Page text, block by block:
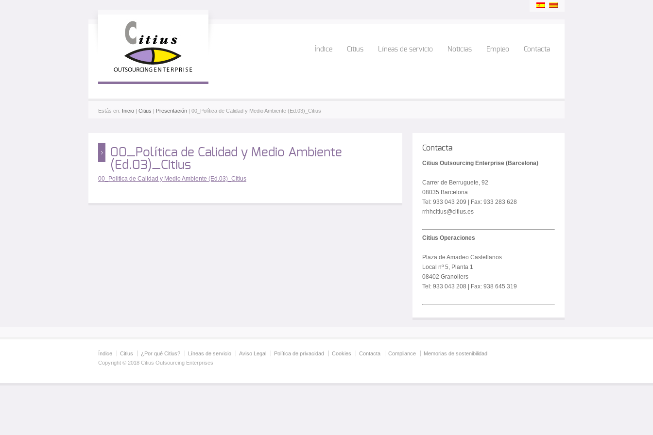
Índice Citius Líneas de servicio Noticias Empleo Contacta
Estás en: Inicio | Citius | Presentación | 00_Política de Calidad y Medio Ambiente (Ed.03)_Citius
00_Política de Calidad y Medio Ambiente
(Ed.03)_Citius
00_Política de Calidad y Medio Ambiente (Ed.03)_Citius
Contacta
Citius Outsourcing Enterprise (Barcelona)
Carrer de Berruguete, 92
08035 Barcelona
Tel: 933 043 209 | Fax: 933 283 628
rrhhcitius@citius.es
Citius Operaciones
Plaza de Amadeo Castellanos
Local nº 5, Planta 1
08402 Granollers
Tel: 933 043 208 | Fax: 938 645 319
Índice Citius ¿Por qué Citius? Líneas de servicio Aviso Legal Política de privacidad Cookies Contacta Compliance
Memorias de sostenibilidad
Copyright © 2018 Citius Outsourcing Enterprises